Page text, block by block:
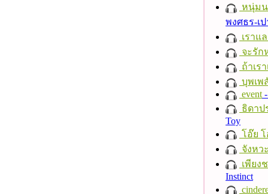
หนุ่มน
พงศธร-เ
เราแ
จะรัก
ถ้าเร
บุพเพ
event
ธิดาป
Toy
โอ๊ย
จังหว
เพียง
Instinct